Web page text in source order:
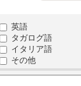
英語
タガログ語
イタリア語
その他